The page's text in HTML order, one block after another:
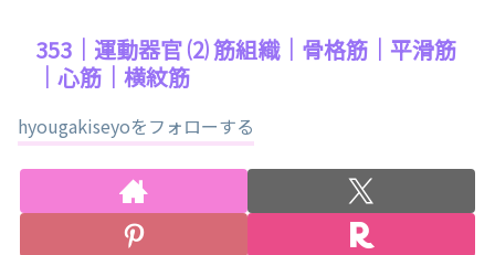
353｜運動器官 ⑵ 筋組織｜骨格筋｜平滑筋
｜心筋｜横紋筋
hyougakiseyoをフォローする